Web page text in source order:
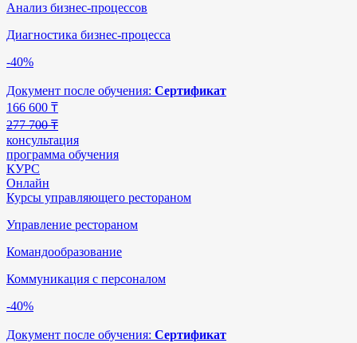
Анализ бизнес-процессов
Диагностика бизнес-процесса
-40%
Документ после обучения: Сертификат
166 600 ₸
277 700 ₸
консультация
программа обучения
КУРС
Онлайн
Курсы управляющего рестораном
Управление рестораном
Командообразование
Коммуникация с персоналом
-40%
Документ после обучения: Сертификат